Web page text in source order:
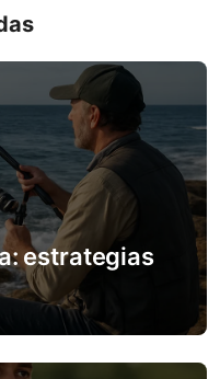
estrategias